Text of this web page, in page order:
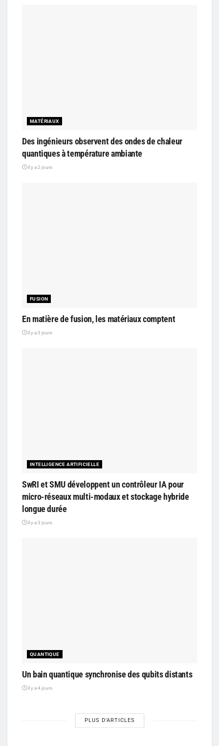
MATÉRIAUX
Des ingénieurs observent des ondes de chaleur
quantiques à température ambiante
il y a 2 jours
FUSION
En matière de fusion, les matériaux comptent
il y a 3 jours
INTELLIGENCE ARTIFICIELLE
SwRI et SMU développent un contrôleur IA pour
micro-réseaux multi-modaux et stockage hybride
longue durée
il y a 3 jours
QUANTIQUE
Un bain quantique synchronise des qubits distants
il y a 4 jours
PLUS D'ARTICLES